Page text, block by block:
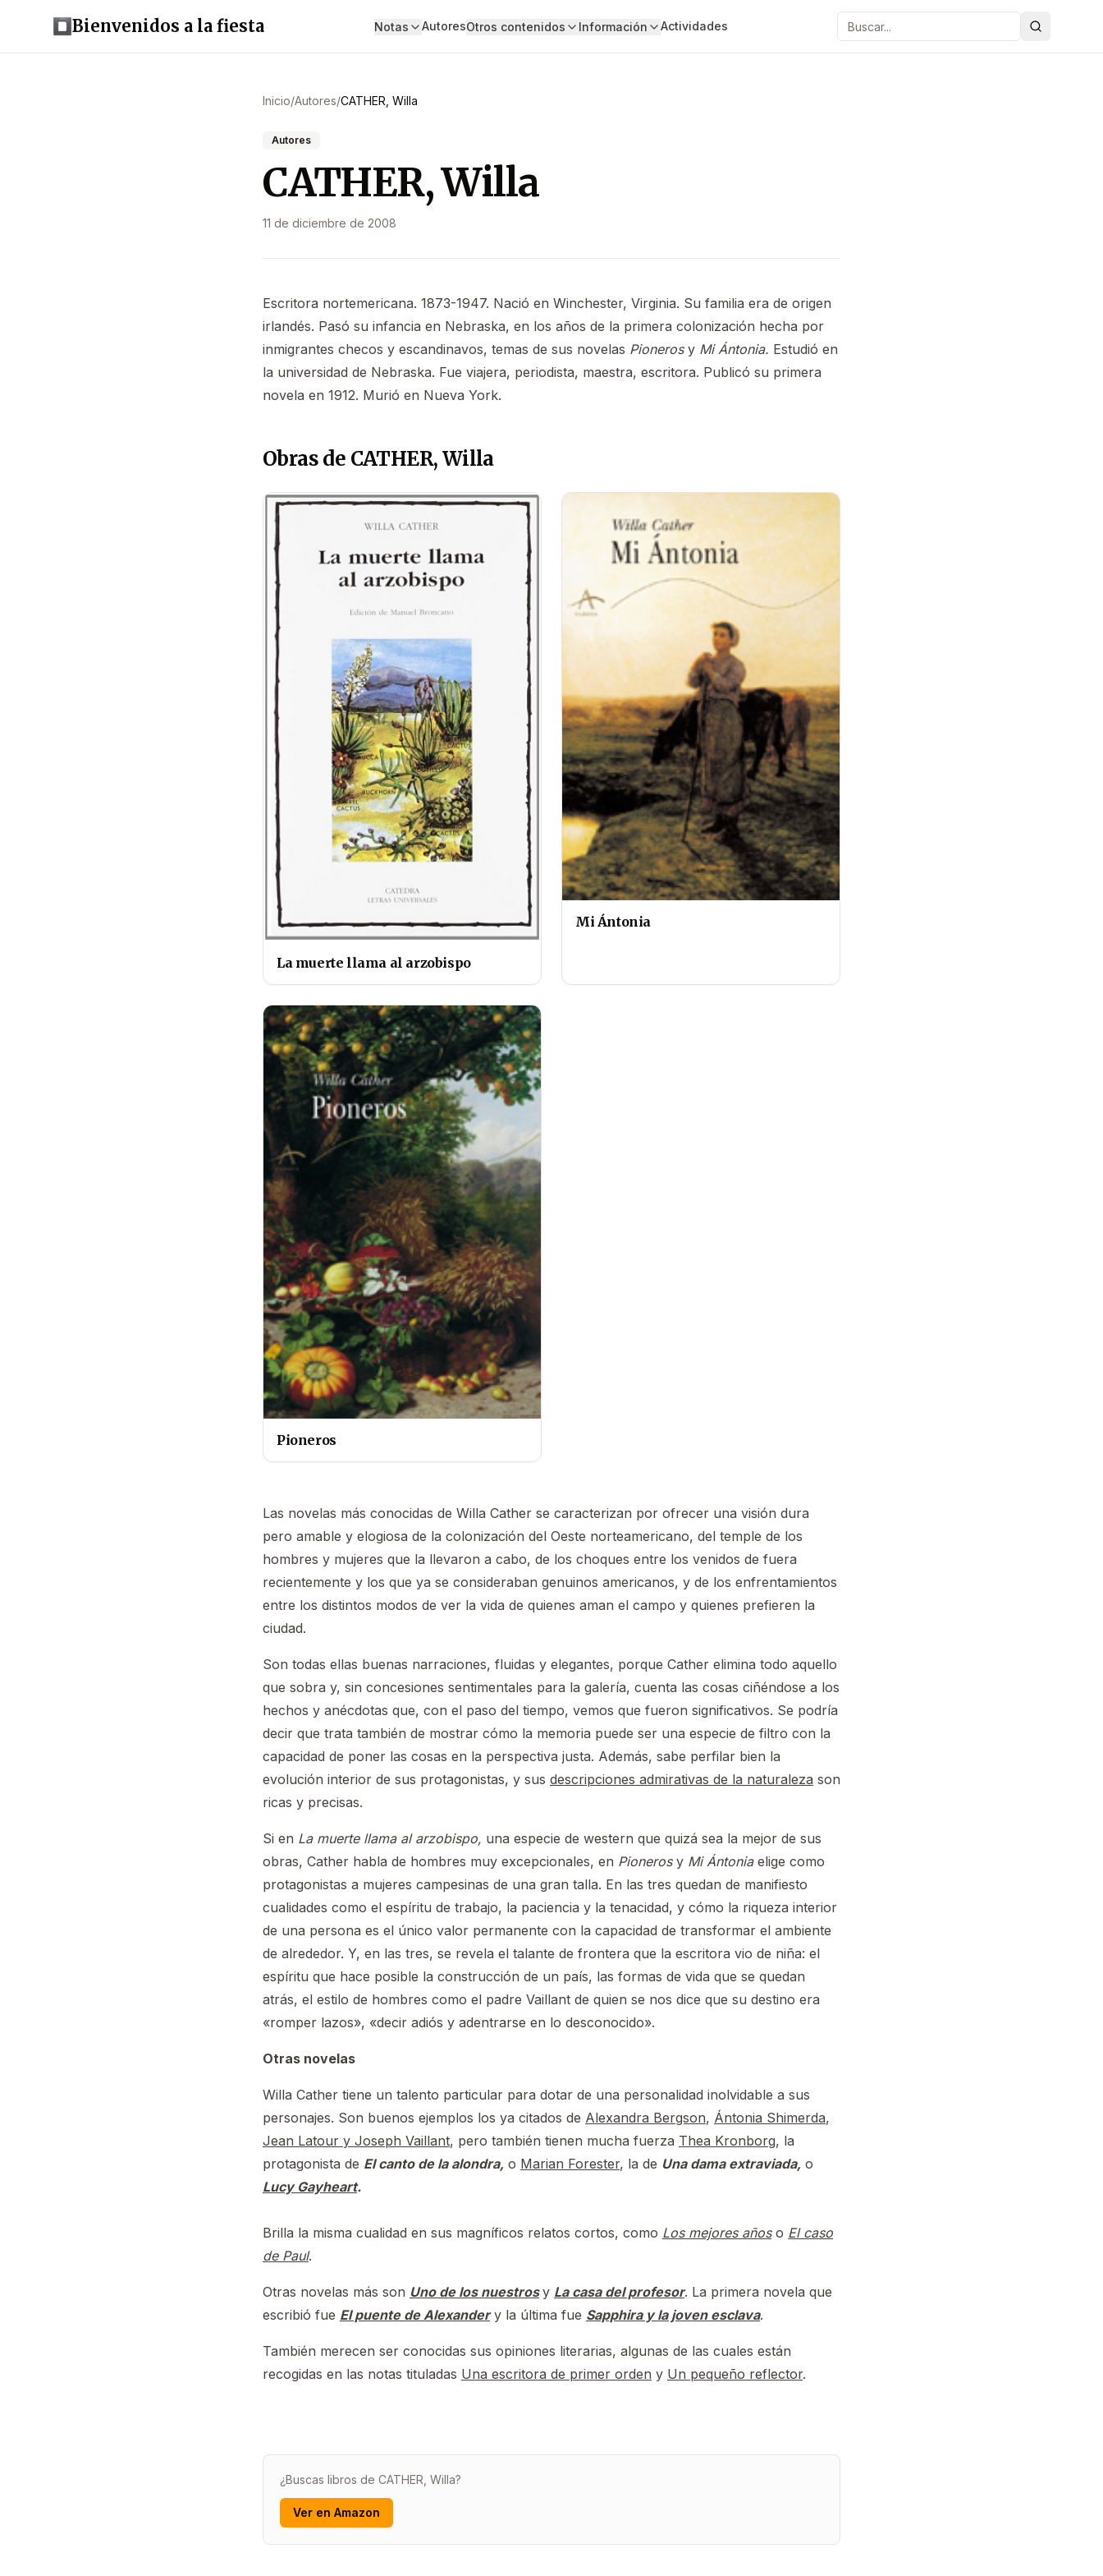
Bienvenidos a la fiesta Notas AutoresOtros contenidos Información Actividades Buscar
Inicio/Autores/CATHER, Willa
Autores
CATHER, Willa
11 de diciembre de 2008
Escritora nortemericana. 1873-1947. Nació en Winchester, Virginia. Su familia era de origen
irlandés. Pasó su infancia en Nebraska, en los años de la primera colonización hecha por
inmigrantes checos y escandinavos, temas de sus novelas Pionerosy Mi Ántonia. Estudió en
la universidad de Nebraska. Fue viajera, periodista, maestra, escritora. Publicó su primera
novela en 1912. Murió en Nueva York.
Obras de CATHER, Willa
La muerte llama al arzobispo
Mi Ántonia
Pioneros
Las novelas más conocidas de Willa Cather se caracterizan por ofrecer una visión dura
pero amable y elogiosa de la colonización del Oeste norteamericano, del temple de los
hombres y mujeres que la llevaron a cabo, de los choques entre los venidos de fuera
recientemente y los que ya se consideraban genuinos americanos, y de los enfrentamientos
entre los distintos modos de ver la vida de quienes aman el campo y quienes prefieren la
ciudad.
Son todas ellas buenas narraciones, fluidas y elegantes, porque Cather elimina todo aquello
que sobra y, sin concesiones sentimentales para la galería, cuenta las cosas ciñéndose a los
hechos y anécdotas que, con el paso del tiempo, vemos que fueron significativos. Se podría
decir que trata también de mostrar cómo la memoria puede ser una especie de filtro con la
capacidad de poner las cosas en la perspectiva justa. Además, sabe perfilar bien la
evolución interior de sus protagonistas, y sus descripciones admirativas de la naturaleza son
ricas y precisas.
Si en La muerte llama al arzobispo, una especie de western que quizá sea la mejor de sus
obras, Cather habla de hombres muy excepcionales, en Pionerosy Mi Ántonia elige como
protagonistas a mujeres campesinas de una gran talla. En las tres quedan de manifiesto
cualidades como el espíritu de trabajo, la paciencia y la tenacidad, y cómo la riqueza interior
de una persona es el único valor permanente con la capacidad de transformar el ambiente
de alrededor. Y, en las tres, se revela el talante de frontera que la escritora vio de niña: el
espíritu que hace posible la construcción de un país, las formas de vida que se quedan
atrás, el estilo de hombres como el padre Vaillant de quien se nos dice que su destino era
«romper lazos», «decir adiós y adentrarse en lo desconocido».
Otras novelas
Willa Cather tiene un talento particular para dotar de una personalidad inolvidable a sus
personajes. Son buenos ejemplos los ya citados de Alexandra Bergson, Ántonia Shimerda,
Jean Latour y Joseph Vaillant, pero también tienen mucha fuerza Thea Kronborg, la
protagonista de El canto de la alondra, o Marian Forester, la de Una dama extraviada, o
Lucy Gayheart.
Brilla la misma cualidad en sus magníficos relatos cortos, como Los mejores añoso El caso
de Paul.
Otras novelas más son Uno de los nuestros y La casa del profesor. La primera novela que
escribió fue El puente de Alexandery la última fue Sapphira y la joven esclava.
También merecen ser conocidas sus opiniones literarias, algunas de las cuales están
recogidas en las notas tituladas Una escritora de primer orden y Un pequeño reflector.
¿Buscas libros de CATHER, Willa?
Ver en Amazon